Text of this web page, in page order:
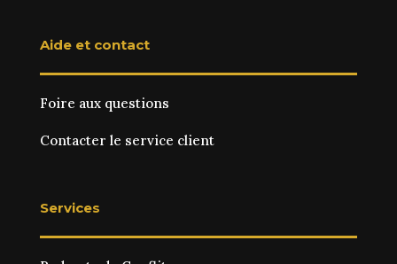
Aide et contact
Foire aux questions
Contacter le service client
Services